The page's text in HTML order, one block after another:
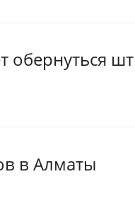
обернуться
в Алматы